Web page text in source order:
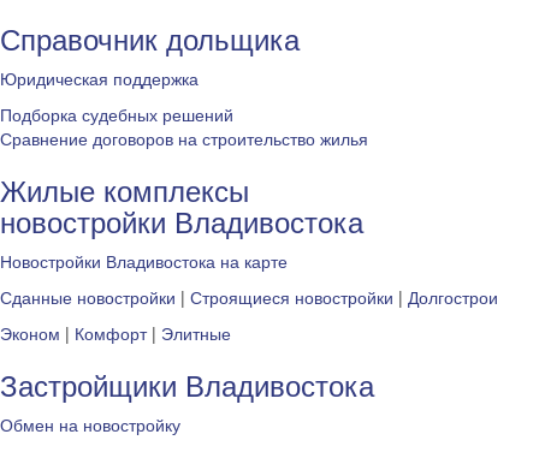
Справочник дольщика
Юридическая поддержка
Подборка судебных решений
Сравнение договоров на строительство жилья
Жилые комплексы
новостройки Владивостока
Новостройки Владивостока на карте
Сданные новостройки | Строящиеся новостройки | Долгострои
Эконом | Комфорт| Элитные
Застройщики Владивостока
Обмен на новостройку